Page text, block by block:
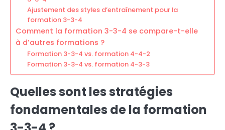
Ajustement des styles d’entraînement pour la
formation 3-3-4
Comment la formation 3-3-4 se compare-t-elle
à d’autres formations ?
Formation 3-3-4 vs. formation 4-4-2
Formation 3-3-4 vs. formation 4-3-3
Quelles sont les stratégies
fondamentales de la formation